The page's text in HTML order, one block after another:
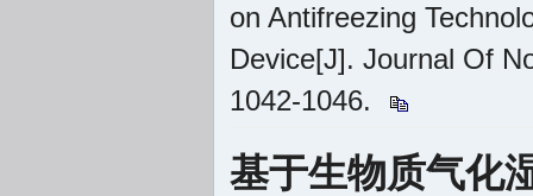
on Antifreezing
Device[J]. Journal Of
1042-1046.
基于生物质气化